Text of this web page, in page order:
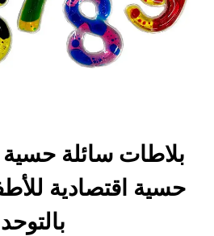
حسية اقتصادية
بالتوحد